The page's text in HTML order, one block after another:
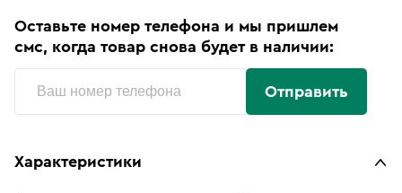
Оставьте номер телефона и мы пришлем
смс, когда товар снова будет в наличии:
Отправить
Характеристики